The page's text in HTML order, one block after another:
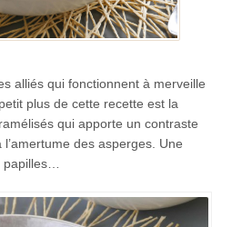
alliés qui fonctionnent à merveille
plus de cette recette est la
qui apporte un contraste
des asperges. Une
papilles…